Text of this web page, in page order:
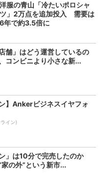
洋服の青山「冷たいポロシャ
ツ」2万点を追加投入 需要は
6年で約3.5倍に
舗」はどう運営しているの
ンビニより小さな新...
】Ankerビジネスイヤフォ
イン)
」は10分で完売したのか
の外”という新市...